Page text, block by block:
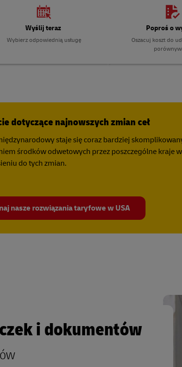
Wyślij teraz
Wybierz odpowiednią usługę
Poproś o
Oszacuj koszt do
dotyczące najnowszych zmian ceł
staje się coraz bardziej
środków odwetowych przez poszczególne kraje
do tych zmian.
nasze rozwiązania taryfowe w USA
i dokumentów